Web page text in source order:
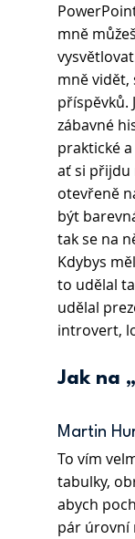
mně
mně
příspěvků.
zábavné
praktické
ať si přijdu
otevřeně
být
tak se na
Kdybys
to udělal
udělal
introvert,
Jak na
Martin
To vím
tabulky,
abych
pár úrovní